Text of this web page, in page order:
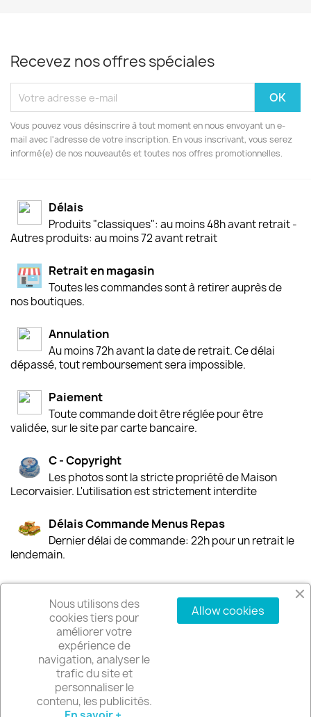
Recevez nos offres spéciales
Vous pouvez vous désinscrire à tout moment en nous envoyant un e-
mail avec l'adresse de votre inscription. En vous inscrivant, vous serez
informé(e) de nos nouveautés et toutes nos offres promotionnelles.
Délais
Produits "classiques": au moins 48h avant retrait -
Autres produits: au moins 72 avant retrait
Retrait en magasin
Toutes les commandes sont à retirer auprès de
nos boutiques.
Annulation
Au moins 72h avant la date de retrait. Ce délai
dépassé, tout remboursement sera impossible.
Paiement
Toute commande doit être réglée pour être
validée, sur le site par carte bancaire.
C - Copyright
Les photos sont la stricte propriété de Maison
Lecorvaisier. L'utilisation est strictement interdite
Délais Commande Menus Repas
Dernier délai de commande: 22h pour un retrait le
lendemain.
PRODUITS
NOTRE SOCIÉTÉ
VOTRE COMPTE
Nous utilisons des
cookies tiers pour
améliorer votre
expérience de
navigation, analyser le
trafic du site et
personnaliser le
contenu, les publicités.
Allow cookies